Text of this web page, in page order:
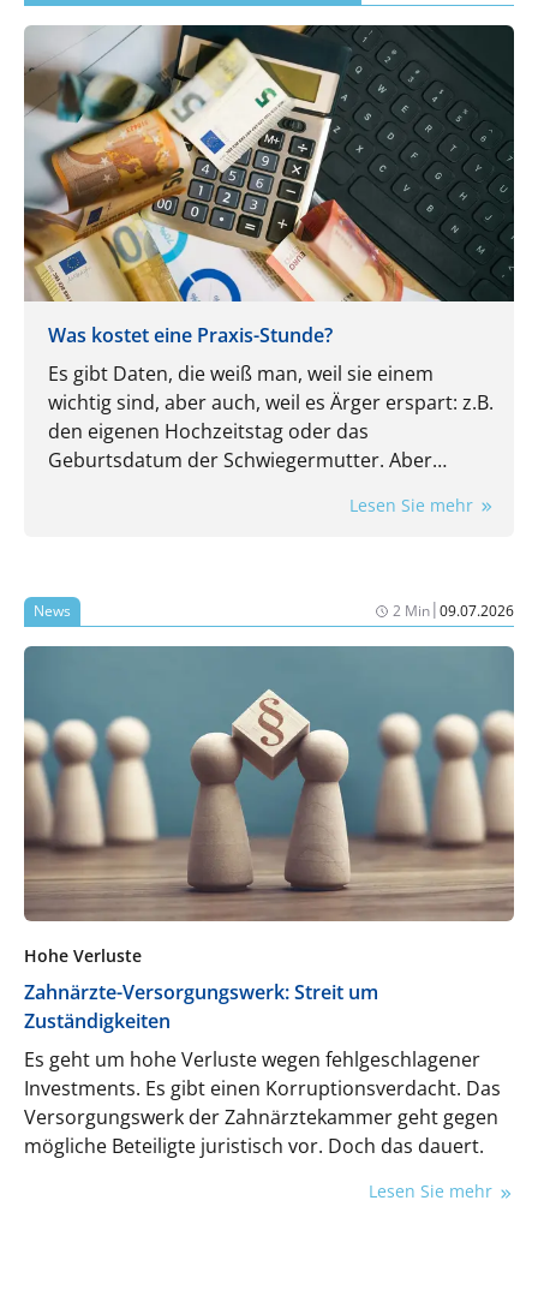
Was kostet eine Praxis-Stunde?
Es gibt Daten, die weiß man, weil sie einem
wichtig sind, aber auch, weil es Ärger erspart: z.B.
den eigenen Hochzeitstag oder das
Geburtsdatum der Schwiegermutter. Aber
Ihrer Praxis? Auch die sind wichtig und auch die
Öffnungsstunde Ihrer Praxis mindestens
erwirtschaftet werden muss, damit am
jetzt kurz (oder vielleicht sogar länger) überlegen
müssen: Herzlich willkommen im Club. Sie sind in
sehr guter Gesellschaft.
Lesen Sie mehr
News 2 Min|09.07.2026
Hohe Verluste
Zahnärzte-Versorgungswerk: Streit um
Zuständigkeiten
Es geht um hohe Verluste wegen fehlgeschlagener
Investments. Es gibt einen Korruptionsverdacht. Das
Versorgungswerk der Zahnärztekammer geht gegen
mögliche Beteiligte juristisch vor. Doch das dauert.
Lesen Sie mehr